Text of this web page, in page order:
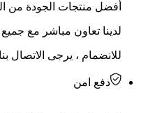
أفضل منتجات الجودة من
لدينا تعاون مباشر مع جميع
للانضمام ، يرجى الاتصال
دفع امن